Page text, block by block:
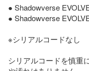
● Shadowverse
● Shadowverse
※シリアルコードなし
シリアルコードを慎重